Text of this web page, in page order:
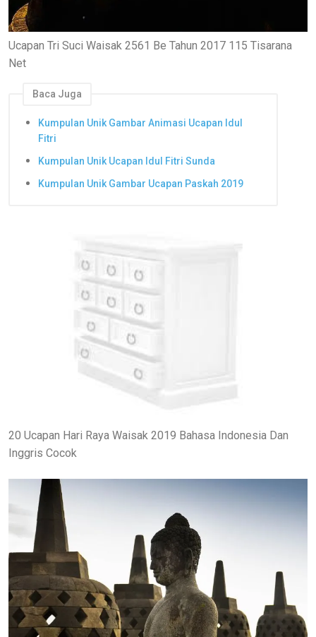
Ucapan Tri Suci Waisak 2561 Be Tahun 2017 115 Tisarana
Net
Baca Juga
Kumpulan Unik Gambar Animasi Ucapan Idul
Fitri
Kumpulan Unik Ucapan Idul Fitri Sunda
Kumpulan Unik Gambar Ucapan Paskah 2019
20 Ucapan Hari Raya Waisak 2019 Bahasa Indonesia Dan
Inggris Cocok